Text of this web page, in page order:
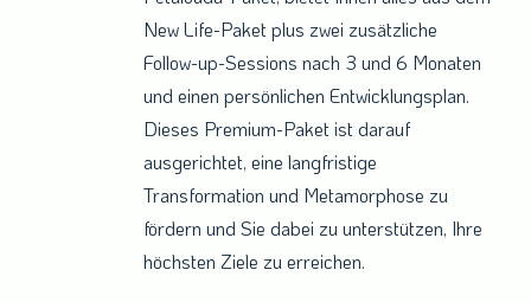
New Life-Paket plus zwei zusätzliche
Follow-up-Sessions nach 3 und 6 Monaten
und einen persönlichen Entwicklungsplan.
Dieses Premium-Paket ist darauf
ausgerichtet, eine langfristige
Transformation und Metamorphose zu
fördern und Sie dabei zu unterstützen, Ihre
höchsten Ziele zu erreichen.